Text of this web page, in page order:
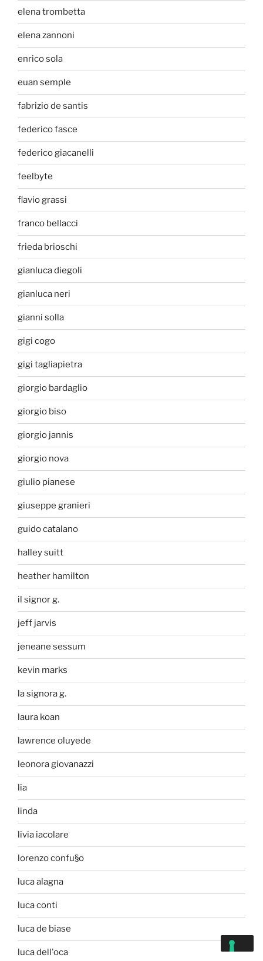
elena trombetta
elena zannoni
enrico sola
euan semple
fabrizio de santis
federico fasce
federico giacanelli
feelbyte
flavio grassi
franco bellacci
frieda brioschi
gianluca diegoli
gianluca neri
gianni solla
gigi cogo
gigi tagliapietra
giorgio bardaglio
giorgio biso
giorgio jannis
giorgio nova
giulio pianese
giuseppe granieri
guido catalano
halley suitt
heather hamilton
il signor g.
jeff jarvis
jeneane sessum
kevin marks
la signora g.
laura koan
lawrence oluyede
leonora giovanazzi
lia
linda
livia iacolare
lorenzo confu§o
luca alagna
luca conti
luca de biase
luca dell'oca